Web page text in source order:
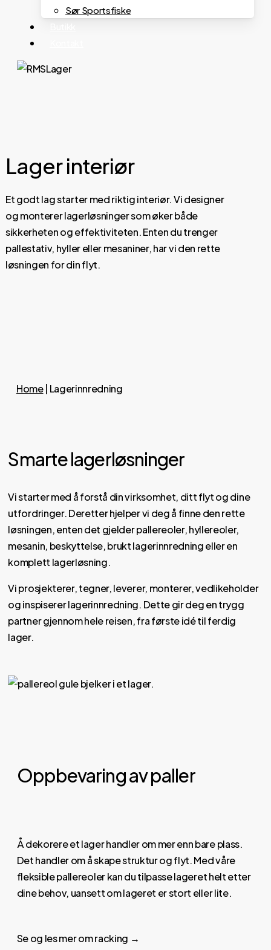
Sør Sportsfiske
Lager interiør
Et godt lag starter med riktig interiør. Vi designer
og monterer lagerløsninger som øker både
sikkerheten og effektiviteten. Enten du trenger
pallestativ, hyller eller mesaniner, har vi den rette
løsningen for din flyt.
Home| Lagerinnredning
Smarte lagerløsninger
Vi starter med å forstå din virksomhet, ditt flyt og dine
utfordringer. Deretter hjelper vi deg å finne den rette
løsningen, enten det gjelder pallereoler, hyllereoler,
mesanin, beskyttelse, brukt lagerinnredning eller en
komplett lagerløsning.
Vi prosjekterer, tegner, leverer, monterer, vedlikeholder
og inspiserer lagerinnredning. Dette gir deg en trygg
partner gjennom hele reisen, fra første idé til ferdig
lager.
Oppbevaring av paller
Å dekorere et lager handler om mer enn bare plass.
Det handler om å skape struktur og flyt. Med våre
fleksible pallereoler kan du tilpasse lageret helt etter
dine behov, uansett om lageret er stort eller lite.
Se og les mer om racking →